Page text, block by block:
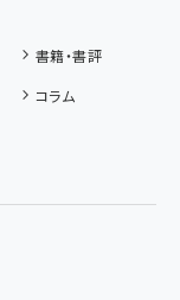
書籍・書評
コラム